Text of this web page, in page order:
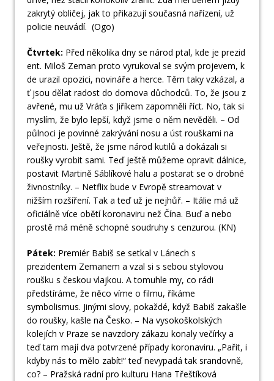
zakrytý obličej, jak to přikazují současná nařízení, už
policie neuvádí. (Ogo)
Čtvrtek: Před několika dny se národ ptal, kde je prezid
ent. Miloš Zeman proto vyrukoval se svým projevem, k
de urazil opozici, novináře a herce. Těm taky vzkázal, a
ť jsou dělat radost do domova důchodců. To, že jsou z
avřené, mu už Vráťa s Jiříkem zapomněli říct. No, tak si
myslím, že bylo lepší, když jsme o něm nevěděli. – Od
půlnoci je povinné zakrývání nosu a úst rouškami na
veřejnosti. Ještě, že jsme národ kutilů a dokázali si
roušky vyrobit sami. Teď ještě můžeme opravit dálnice,
postavit Martině Sáblíkové halu a postarat se o drobné
živnostníky. – Netflix bude v Evropě streamovat v
nižším rozšíření. Tak a teď už je nejhůř. – Itálie má už
oficiálně více obětí koronaviru než Čína. Buď a nebo
prostě má méně schopné soudruhy s cenzurou. (KN)
Pátek: Premiér Babiš se setkal v Lánech s
prezidentem Zemanem a vzal si s sebou stylovou
roušku s českou vlajkou. A tomuhle my, co rádi
předstíráme, že něco víme o filmu, říkáme
symbolismus. Jinými slovy, pokaždé, když Babiš zakašle
do roušky, kašle na Česko. – Na vysokoškolských
kolejích v Praze se navzdory zákazu konaly večírky a
teď tam mají dva potvrzené případy koronaviru. „Pařit, i
kdyby nás to mělo zabít!“ teď nevypadá tak srandovně,
co? – Pražská radní pro kulturu Hana Třeštíková